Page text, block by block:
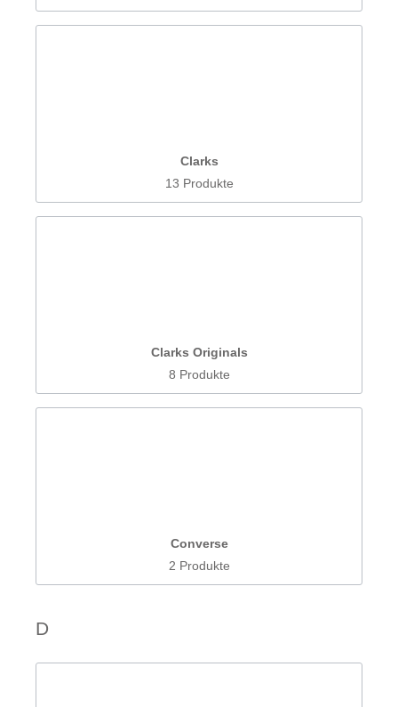
Clarks
13 Produkte
Clarks Originals
8 Produkte
Converse
2 Produkte
D